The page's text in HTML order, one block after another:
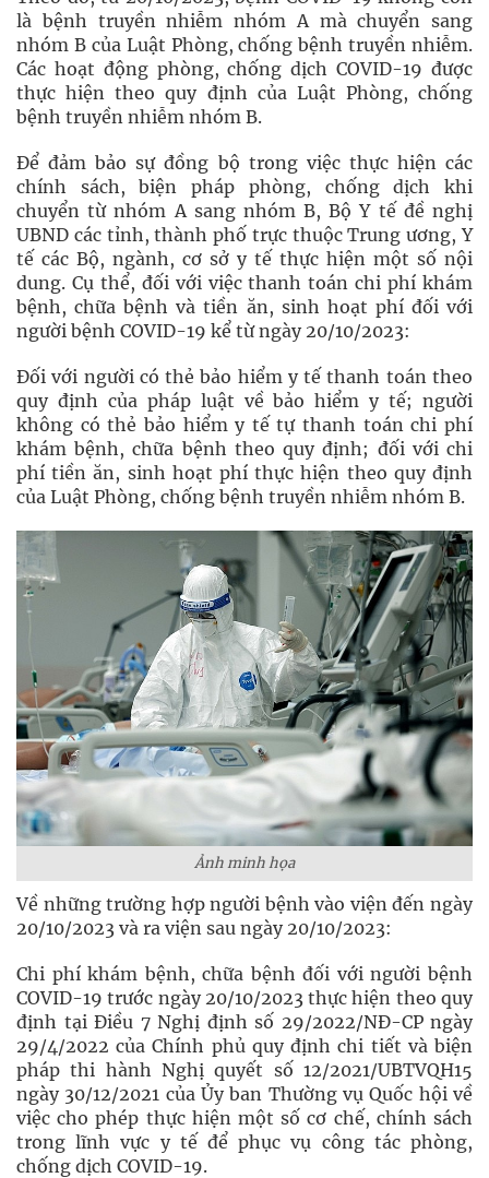
là bệnh truyền nhiễm nhóm A mà chuyển sang
nhóm B của Luật Phòng, chống bệnh truyền nhiễm.
Các hoạt động phòng, chống dịch COVID-19 được
thực hiện theo quy định của Luật Phòng, chống
bệnh truyền nhiễm nhóm B.
Để đảm bảo sự đồng bộ trong việc thực hiện các
chính sách, biện pháp phòng, chống dịch khi
chuyển từ nhóm A sang nhóm B, Bộ Y tế đề nghị
UBND các tỉnh, thành phố trực thuộc Trung ương, Y
tế các Bộ, ngành, cơ sở y tế thực hiện một số nội
dung. Cụ thể, đối với việc thanh toán chi phí khám
bệnh, chữa bệnh và tiền ăn, sinh hoạt phí đối với
người bệnh COVID-19 kể từ ngày 20/10/2023:
Đối với người có thẻ bảo hiểm y tế thanh toán theo
quy định của pháp luật về bảo hiểm y tế; người
không có thẻ bảo hiểm y tế tự thanh toán chi phí
khám bệnh, chữa bệnh theo quy định; đối với chi
phí tiền ăn, sinh hoạt phí thực hiện theo quy định
của Luật Phòng, chống bệnh truyền nhiễm nhóm B.
Ảnh minh họa
Về những trường hợp người bệnh vào viện đến ngày
20/10/2023 và ra viện sau ngày 20/10/2023:
Chi phí khám bệnh, chữa bệnh đối với người bệnh
COVID-19 trước ngày 20/10/2023 thực hiện theo quy
định tại Điều 7 Nghị định số 29/2022/NĐ-CP ngày
29/4/2022 của Chính phủ quy định chi tiết và biện
pháp thi hành Nghị quyết số 12/2021/UBTVQH15
ngày 30/12/2021 của Ủy ban Thường vụ Quốc hội về
việc cho phép thực hiện một số cơ chế, chính sách
trong lĩnh vực y tế để phục vụ công tác phòng,
chống dịch COVID-19.